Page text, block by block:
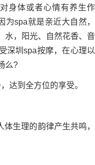
身体或者心情有养生作
spa就是亲近大自然，
水，阳光、自然花香、音
深圳spa按摩，在心理以
么?
达到全方位的享受。
生理的韵律产生共鸣，